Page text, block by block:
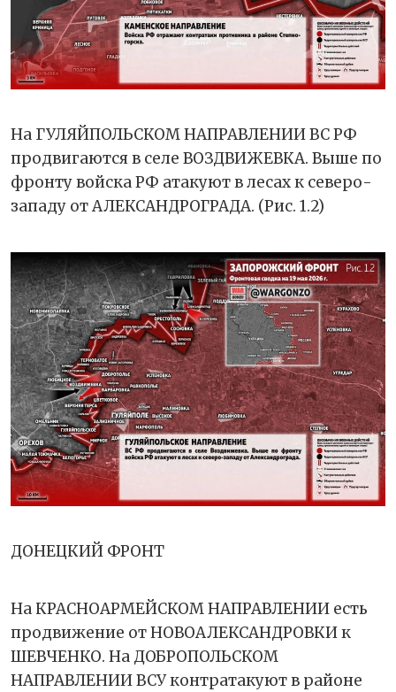
На ГУЛЯЙПОЛЬСКОМ НАПРАВЛЕНИИ ВС РФ
продвигаются в селе ВОЗДВИЖЕВКА. Выше по
фронту войска РФ атакуют в лесах к северо-
западу от АЛЕКСАНДРОГРАДА. (Рис. 1.2)
ДОНЕЦКИЙ ФРОНТ
На КРАСНОАРМЕЙСКОМ НАПРАВЛЕНИИ есть
продвижение от НОВОАЛЕКСАНДРОВКИ к
ШЕВЧЕНКО. На ДОБРОПОЛЬСКОМ
НАПРАВЛЕНИИ ВСУ контратакуют в районе